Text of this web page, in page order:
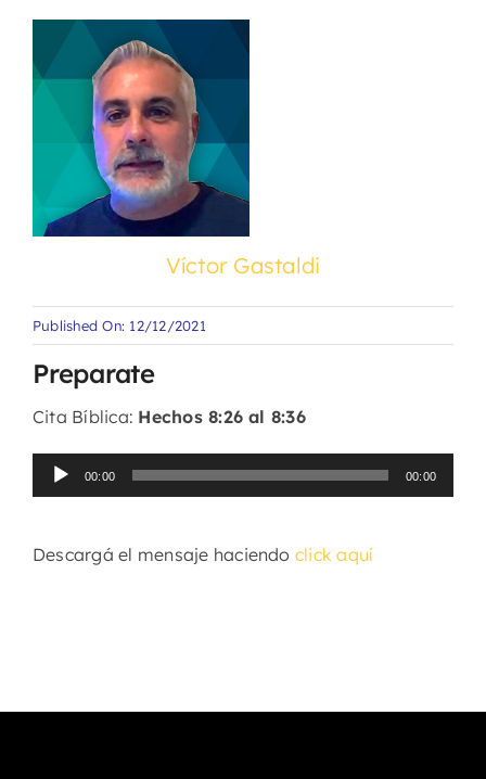
Víctor Gastaldi
Published On: 12/12/2021
Preparate
Cita Bíblica: Hechos 8:26 al 8:36
Reproductor
de
00:00 00:00
Descargá el mensaje haciendo click aquí